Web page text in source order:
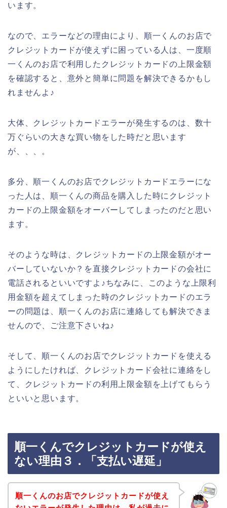
います。
なので、エラーなどの理由により、順一くんのお店で
クレジットカードが使えずに困っている人は、一度順
一くんのお店で利用したクレジットカードの上限金額
を確認すると、意外と簡単に問題を解決できるかもし
れませんよ♪
大体、クレジットカードエラーが発生するのは、数十
万ぐらいの大きな買い物をした時だと思います
が、、、。
多分、順一くんのお店でクレジットカードエラーにな
った人は、順一くんの商品を購入した時にクレジット
カードの上限金額をオーバーしてしまったのだと思い
ます。
そのような時は、クレジットカードの上限金額がオー
バーしていないか？を直接クレジットカードの会社に
電話されるといいですよ♪ちなみに、このような上限利
用金額を超えてしまった時のクレジットカードのエラ
ーの問題は、順一くんのお店に連絡しても解決できま
せんので、ご注意下さいね♪
そして、順一くんのお店でクレジットカードを使える
ようにしたければ、クレジットカード会社に連絡をし
て、クレジットカードの利用上限金額を上げてもらう
といいと思います。
順一くんでクレジットカードが使え
ない理由３．「支払い遅延」
順一くんのお店でクレジットカードが使え